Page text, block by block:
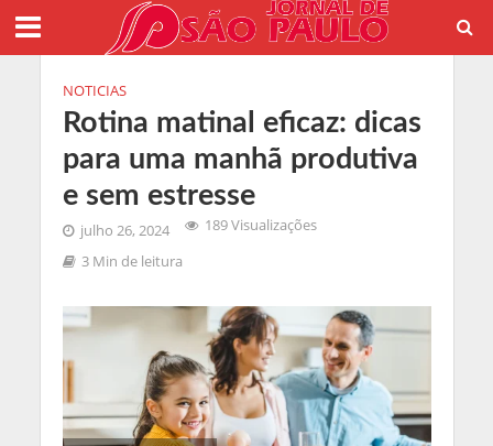
NOTICIAS
Rotina matinal eficaz: dicas
para uma manhã produtiva
e sem estresse
julho 26, 2024
189 Visualizações
3 Min de leitura